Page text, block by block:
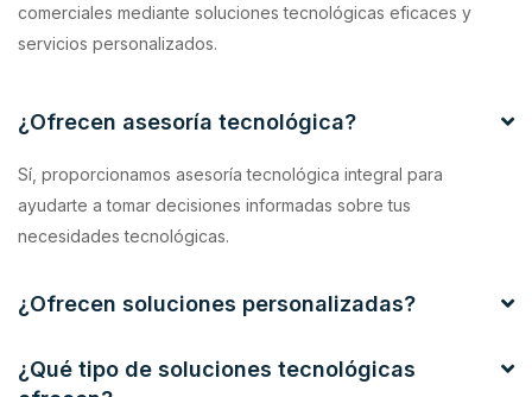
comerciales mediante soluciones tecnológicas eficaces y
servicios personalizados.
¿Ofrecen asesoría tecnológica?
Sí, proporcionamos asesoría tecnológica integral para
ayudarte a tomar decisiones informadas sobre tus
necesidades tecnológicas.
¿Ofrecen soluciones personalizadas?
¿Qué tipo de soluciones tecnológicas